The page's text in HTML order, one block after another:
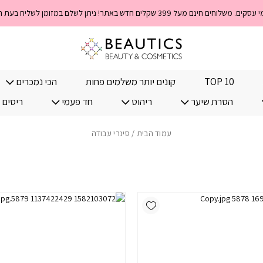
TOP 10 קונים יותר משלמים פחות הכי נמכרים
הסרת שיער ריהוט חד פעמי
עמוד הבית / סינרי עבודה
Add wishlist